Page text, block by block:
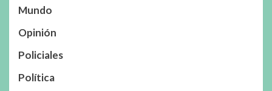
Mundo
Opinión
Policiales
Política